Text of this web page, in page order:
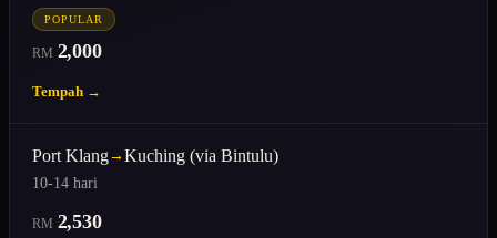
POPULAR
RM 2,000
Tempah →
Port Klang→ Kuching (via Bintulu)
10-14 hari
RM 2,530